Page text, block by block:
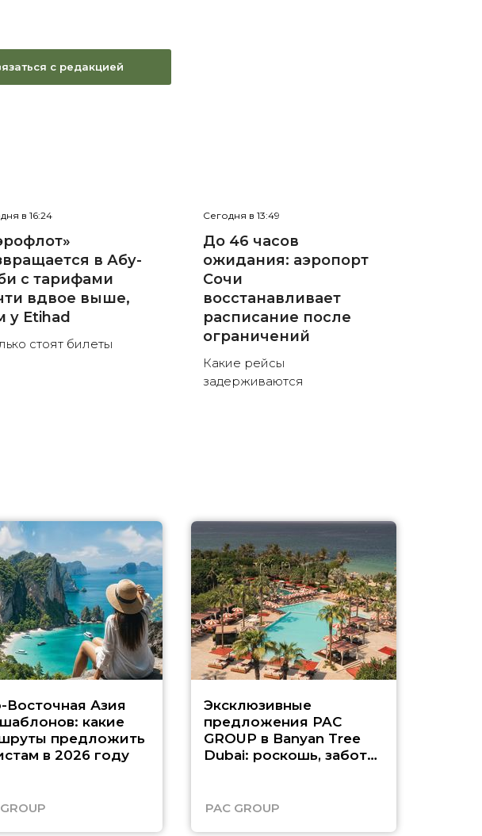
с редакцией
в 16:24
в Абу-
с тарифами
вдвое выше,
у Etihad
стоят билеты
Сегодня в 13:49
До 46 часов
ожидания: аэропорт
Сочи
восстанавливает
расписание после
ограничений
Какие рейсы
задерживаются
Восточная Азия
какие
предложить
в 2026 году
Эксклюзивные
предложения PAC
GROUP в Banyan Tree
Dubai: роскошь, забота
PAC GROUP